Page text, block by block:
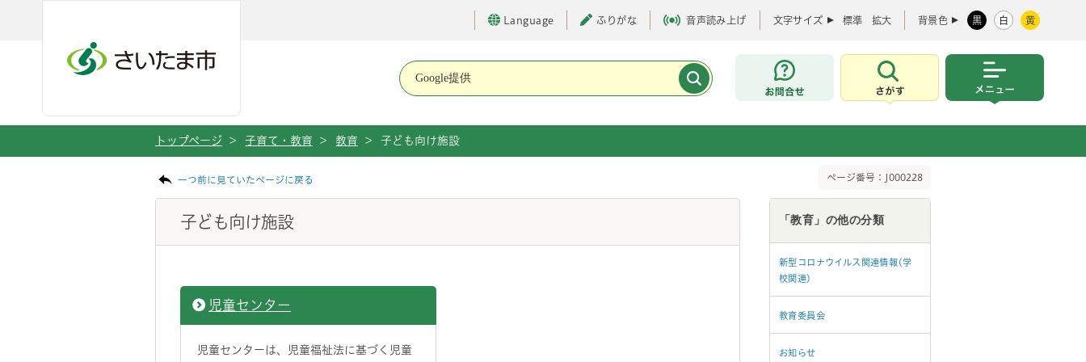
Language ふりがな 音声読み上げ 文字サイズ 標準 拡大 背景色 黒 白 黄
お問合せ
さがす
トップページ > 子育て・教育 > 教育 > 子ども向け施設
一つ前に見ていたページに戻る ページ番号：J000228
子ども向け施設
児童センター
児童センターは、児童福祉法に基づく児童
「教育」の他の分類
新型コロナウイルス関連情報(学
校関連)
教育委員会
お知らせ